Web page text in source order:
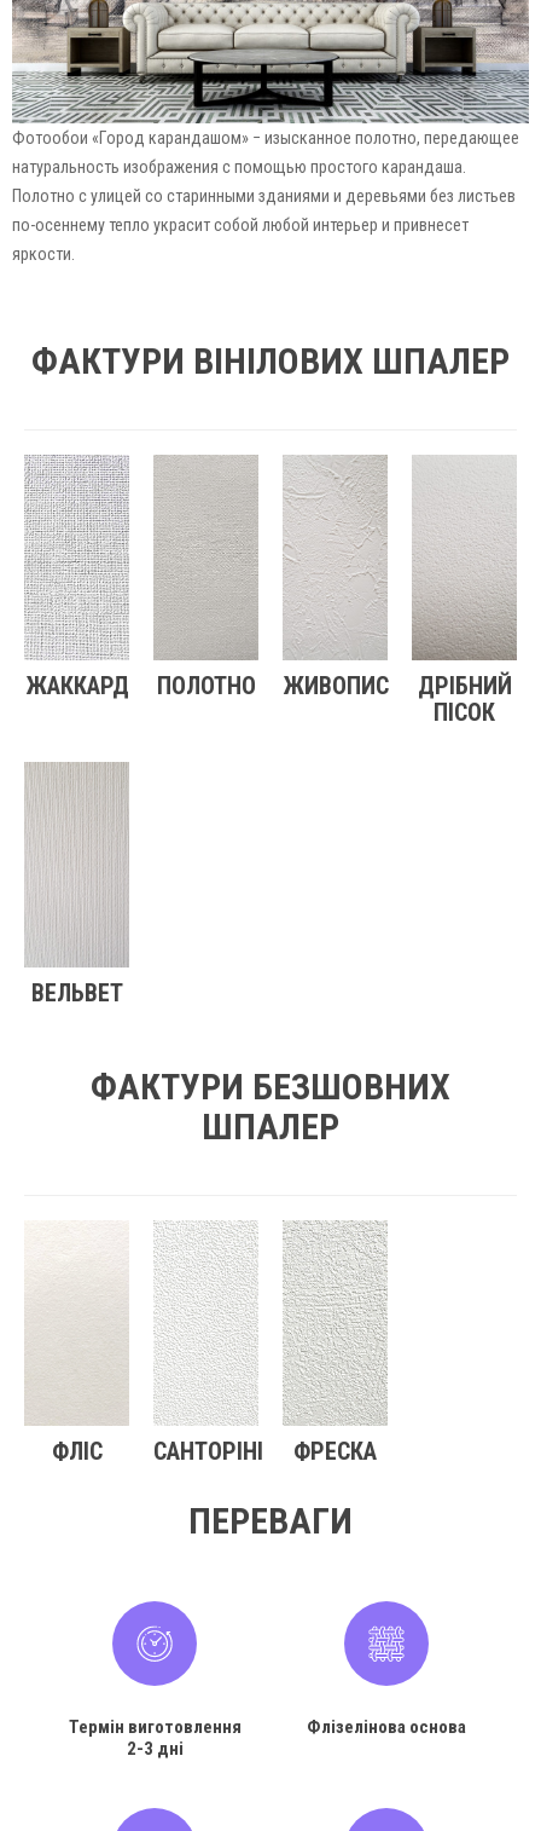
Фотообои «Город карандашом» − изысканное полотно, передающее
натуральность изображения с помощью простого карандаша.
Полотно с улицей со старинными зданиями и деревьями без листьев
по-осеннему тепло украсит собой любой интерьер и привнесет
яркости.
ФАКТУРИ ВІНІЛОВИХ ШПАЛЕР
ЖАККАРД ПОЛОТНО ЖИВОПИС
ДРІБНИЙ
ПІСОК
ВЕЛЬВЕТ
ФАКТУРИ БЕЗШОВНИХ
ШПАЛЕР
ФЛІС САНТОРІНІ ФРЕСКА
ПЕРЕВАГИ
Термін виготовлення
2-3 дні
Флізелінова основа